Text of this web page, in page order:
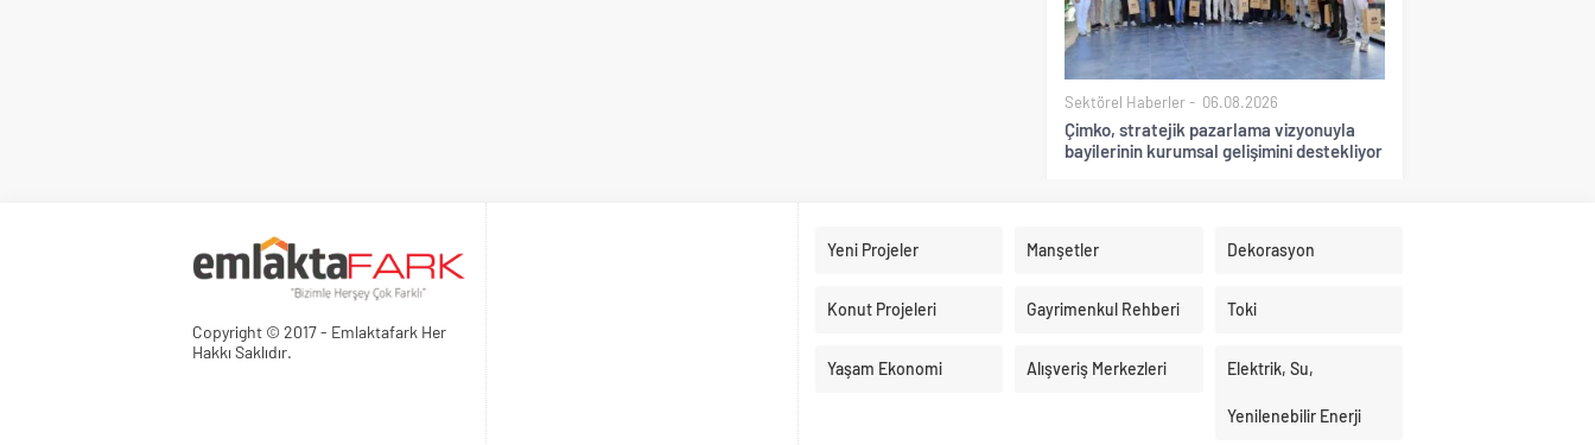
Sektörel Haberler 06.08.2026
Çimko, stratejik pazarlama vizyonuyla
bayilerinin kurumsal gelişimini destekliyor
Copyright © 2017 - Emlaktafark Her
Hakkı Saklıdır.
Yeni Projeler Manşetler Dekorasyon
Konut Projeleri Gayrimenkul Rehberi Toki
Yaşam Ekonomi Alışveriş Merkezleri Elektrik, Su,
Yenilenebilir Enerji